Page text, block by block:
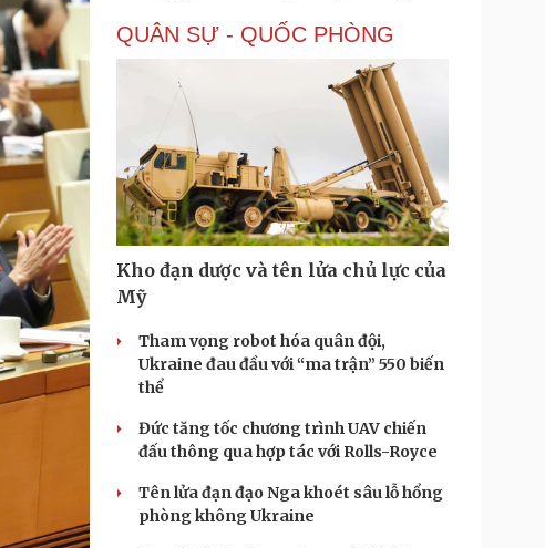
QUÂN SỰ - QUỐC PHÒNG
Kho đạn dược và tên lửa chủ lực của
Mỹ
Tham vọng robot hóa quân đội,
Ukraine đau đầu với “ma trận” 550 biến
thể
Đức tăng tốc chương trình UAV chiến
đấu thông qua hợp tác với Rolls-Royce
Tên lửa đạn đạo Nga khoét sâu lỗ hổng
phòng không Ukraine